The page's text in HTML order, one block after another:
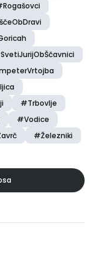
#Trbovlje
#Vodice
#Železniki